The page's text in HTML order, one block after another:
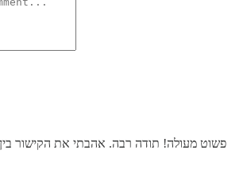
פשוט מעולה! תודה רבה. אהבתי את הקישור